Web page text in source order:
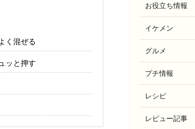
く混ぜる
ッと押す
お役立ち情報
イケメン
グルメ
プチ情報
レシピ
レビュー記事